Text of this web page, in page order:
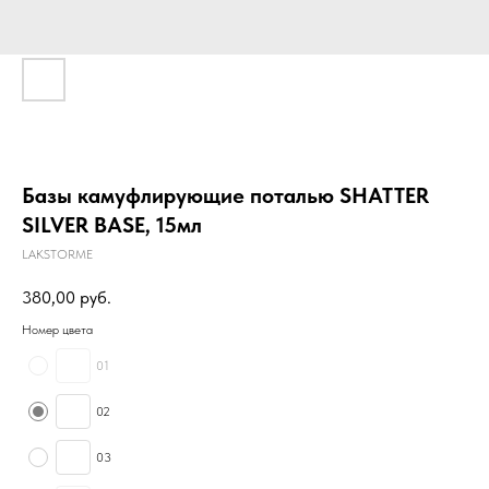
Базы камуфлирующие поталью SHATTER
SILVER BASE, 15мл
LAKSTORME
380,00 руб.
Номер цвета
01
02
03